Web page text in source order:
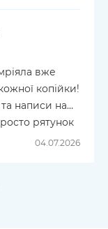
вже
копійки!
написи на
рятунок
часи
04.07.2026